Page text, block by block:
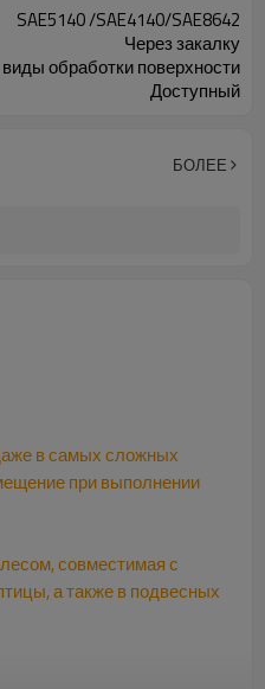
SAE5140 /SAE4140/SAE8642
Через закалку
обработки поверхности
Доступный
БОЛЕЕ
в самых сложных
при выполнении
совместимая с
а также в подвесных